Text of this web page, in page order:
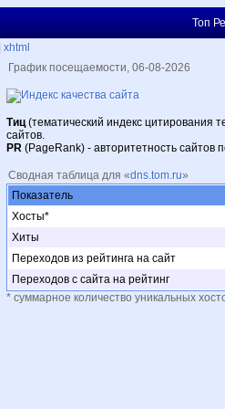
Топ
xhtml
График посещаемости, 06-08-2026
Тиц(тематический индекс цитирования
сайтов.
PR (PageRank) - авторитетность
Сводная таблица для «dns.tom.ru»
Показатель
Хосты*
Хиты
Переходов из рейтинга на сайт
Переходов с сайта на рейтинг
* суммарное количество уникальных